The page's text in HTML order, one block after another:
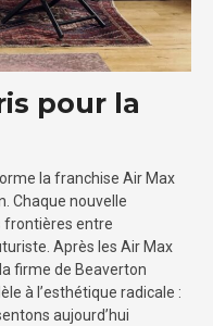
pour la
la franchise Air Max
Chaque nouvelle
frontières entre
Après les Air Max
firme de Beaverton
à l’esthétique radicale :
aujourd’hui